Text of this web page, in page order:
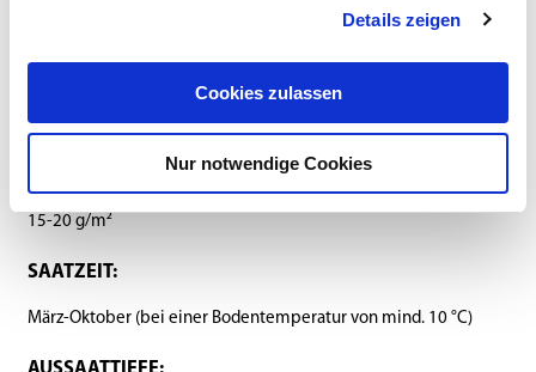
Details zeigen
Cookies zulassen
Nur notwendige Cookies
Zusammensetzung
15-20 g/m²
SAATZEIT:
März-Oktober (bei einer Bodentemperatur von mind. 10 °C)